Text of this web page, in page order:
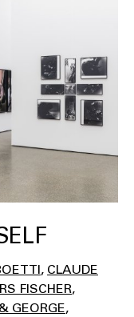
CLAUDE
FISCHER
GEORGE